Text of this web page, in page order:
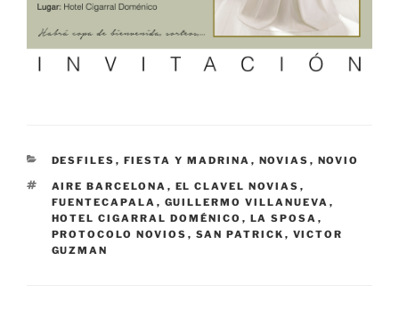
CATEGORÍAS
DESFILES , FIESTA Y MADRINA , NOVIAS , NOVIO
ETIQUETAS
AIRE BARCELONA , EL CLAVEL NOVIAS ,
FUENTECAPALA , GUILLERMO VILLANUEVA ,
HOTEL CIGARRAL DOMÉNICO , LA SPOSA ,
PROTOCOLO NOVIOS , SAN PATRICK , VICTOR
GUZMAN